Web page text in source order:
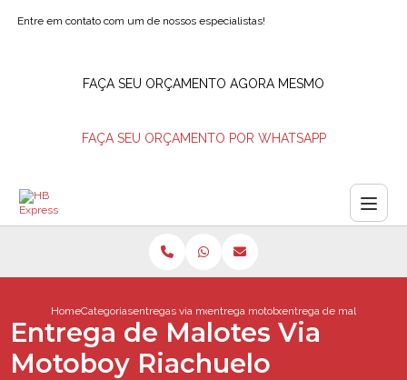
Entre em contato com um de nossos especialistas!
FAÇA SEU ORÇAMENTO AGORA MESMO
FAÇA SEU ORÇAMENTO POR WHATSAPP
HomeCategoriasentregas via motoboyentrega motoboy rio de janeiro
entrega de malotes via
Entrega de Malotes Via
Motoboy Riachuelo